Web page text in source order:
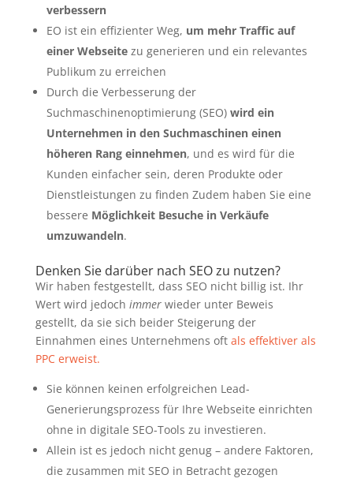
verbessern
EO ist ein effizienter Weg, um mehr Traffic auf
einer Webseitezu generieren und ein relevantes
Publikum zu erreichen
Durch die Verbesserung der
Suchmaschinenoptimierung (SEO) wird ein
Unternehmen in den Suchmaschinen einen
höheren Rang einnehmen, und es wird für die
Kunden einfacher sein, deren Produkte oder
Dienstleistungen zu finden Zudem haben Sie eine
bessere Möglichkeit Besuche in Verkäufe
umzuwandeln.
Denken Sie darüber nach SEO zu nutzen?
Wir haben festgestellt, dass SEO nicht billig ist. Ihr
Wert wird jedoch immer wieder unter Beweis
gestellt, da sie sich beider Steigerung der
Einnahmen eines Unternehmens oft als effektiver als
PPC erweist.
Sie können keinen erfolgreichen Lead-
Generierungsprozess für Ihre Webseite einrichten
ohne in digitale SEO-Tools zu investieren.
Allein ist es jedoch nicht genug – andere Faktoren,
die zusammen mit SEO in Betracht gezogen